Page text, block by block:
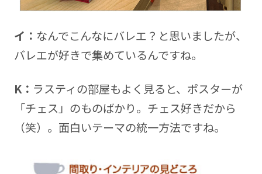
イ： なんでこんなにバレエ？と思いましたが、
バレエが好きで集めているんですね。
K： ラスティの部屋もよく見ると、ポスターが
「チェス」のものばかり。チェス好きだから
（笑）。面白いテーマの統一方法ですね。